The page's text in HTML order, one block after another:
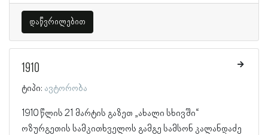
დაწვრილებით
1910
ტიპი: ავტორობა
1910 წლის 21 მარტის გაზეთ „ახალი სხივში“
ოზურგეთის სამკითხველოს გამგე სამსონ კალანდაძე